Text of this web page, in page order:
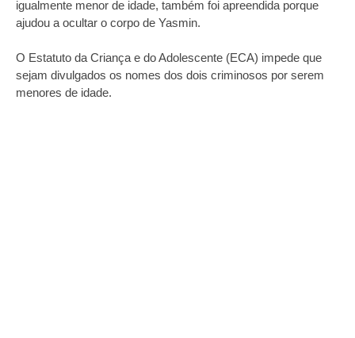
igualmente menor de idade, também foi apreendida porque
ajudou a ocultar o corpo de Yasmin.
O Estatuto da Criança e do Adolescente (ECA) impede que
sejam divulgados os nomes dos dois criminosos por serem
menores de idade.